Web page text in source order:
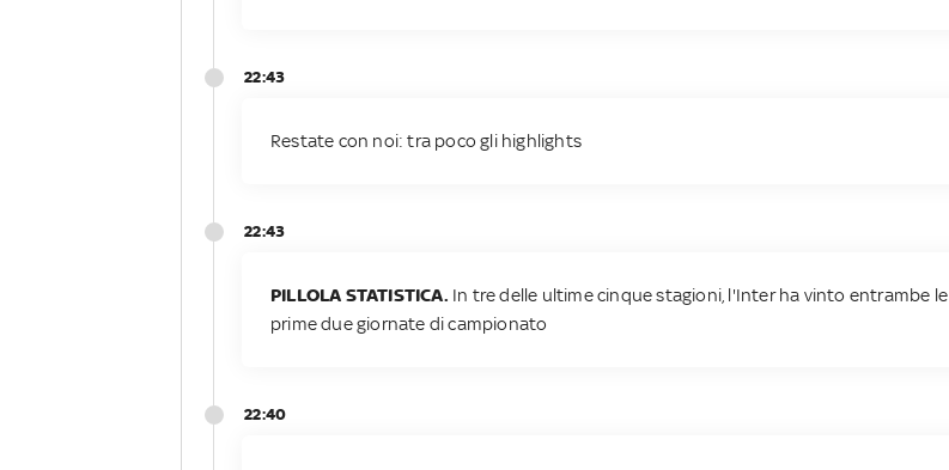
22:43
Restate con noi: tra poco gli highlights
22:43
PILLOLA STATISTICA. In tre delle ultime cinque stagioni, l'Inter ha vinto entrambe le
prime due giornate di campionato
22:40